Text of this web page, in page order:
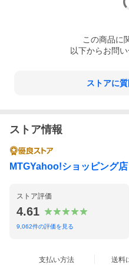
この商品に
以下からお問い
ストアに
ストア情報
MTGYahoo!ショッピング店
ストア評価
4.61
9,062件の評価を見る
支払い方法 送料